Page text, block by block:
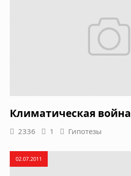
Климатическая война
2336 1 Гипотезы
02.07.2011